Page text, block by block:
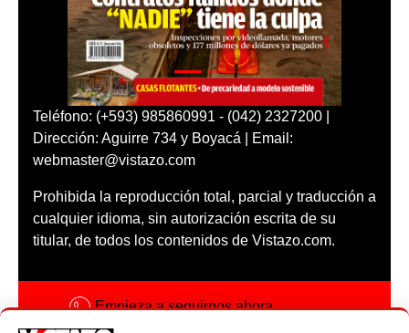
Teléfono: (+593) 985860991 - (042) 2327200 |
Dirección: Aguirre 734 y Boyacá | Email:
webmaster@vistazo.com
Prohibida la reproducción total, parcial y traducción a
cualquier idioma, sin autorización escrita de su
titular, de todos los contenidos de Vistazo.com.
Empieza a seguirnos ahora